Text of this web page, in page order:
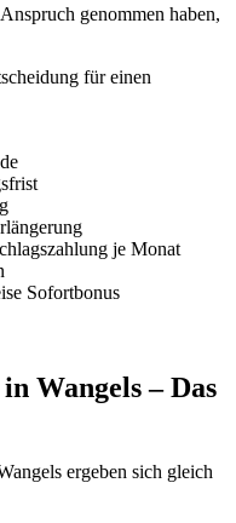
genommen haben,
für einen
je Monat
Sofortbonus
Wangels – Das
ergeben sich gleich